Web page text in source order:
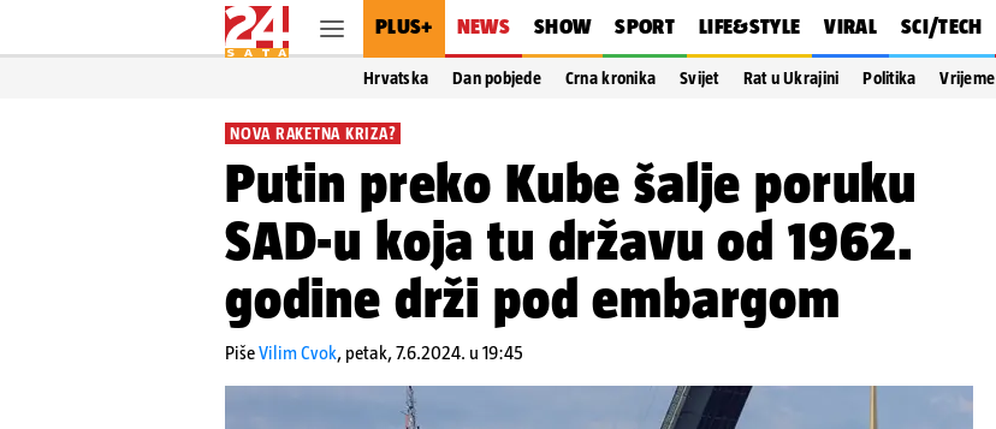
PLUS+ NEWS SHOW SPORT LIFE&STYLE VIRAL SCI/TECH
Hrvatska Dan pobjede Crna kronika Svijet Rat u Ukrajini Politika Vrijeme
NOVA RAKETNA KRIZA?
Putin preko Kube šalje poruku
SAD-u koja tu državu od 1962.
godine drži pod embargom
PišeVilim Cvok, petak, 7.6.2024. u 19:45